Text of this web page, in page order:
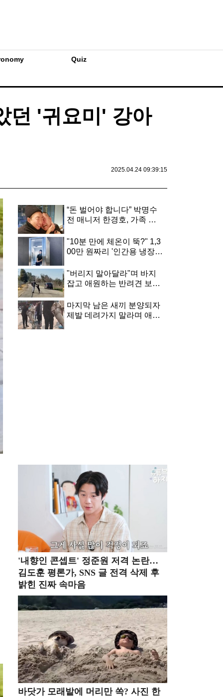
Quiz
던 '귀요미' 강아
2025.04.24 09:39:15
“돈 벌어야 합니다” 박명수
전 매니저 한경호, 가족 간
"10분 만에 체온이 뚝?" 1,3
00만 원짜리 '인간용 냉장
충격적인 이유
"버리지 말아달라"며 바지
잡고 애원하는 반려견 보고
마지막 남은 새끼 분양되자
제발 데려가지 말라며 애원
'내향인 콘셉트' 정준원 저격 논란…
김도훈 평론가, SNS 글 전격 삭제 후
밝힌 진짜 속마음
바닷가 모래밭에 머리만 쏙? 사진 한